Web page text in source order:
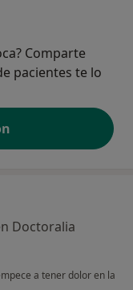
Comparte
pacientes te lo
Doctoralia
a tener dolor en la